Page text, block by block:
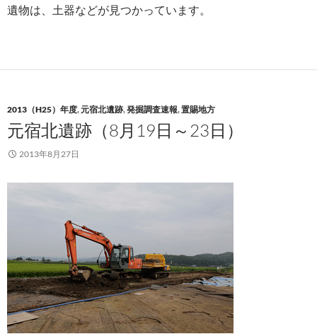
遺物は、土器などが見つかっています。
2013（H25）年度,元宿北遺跡,発掘調査速報,置賜地方
元宿北遺跡（8月19日～23日）
2013年8月27日